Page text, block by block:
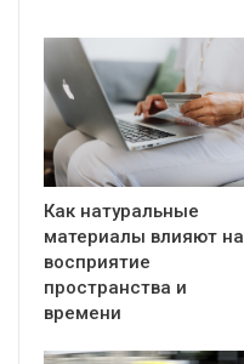
Как натуральные
материалы влияют на
восприятие
пространства и
времени